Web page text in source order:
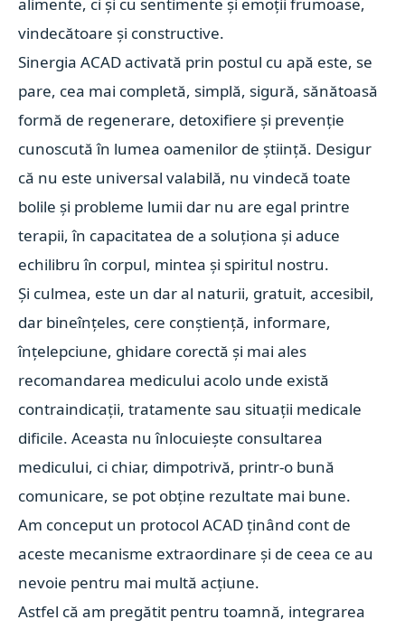
vindecătoare și constructive.
Sinergia ACAD activată prin postul cu apă este, se
pare, cea mai completă, simplă, sigură, sănătoasă
formă de regenerare, detoxifiere și prevenție
cunoscută în lumea oamenilor de știință. Desigur
că nu este universal valabilă, nu vindecă toate
bolile și probleme lumii dar nu are egal printre
terapii, în capacitatea de a soluționa și aduce
echilibru în corpul, mintea și spiritul nostru.
Și culmea, este un dar al naturii, gratuit, accesibil,
dar bineînțeles, cere conștiență, informare,
înțelepciune, ghidare corectă și mai ales
recomandarea medicului acolo unde există
contraindicații, tratamente sau situații medicale
dificile. Aceasta nu înlocuiește consultarea
medicului, ci chiar, dimpotrivă, printr-o bună
comunicare, se pot obține rezultate mai bune.
Am conceput un protocol ACAD ținând cont de
aceste mecanisme extraordinare și de ceea ce au
nevoie pentru mai multă acțiune.
Astfel că am pregătit pentru toamnă, integrarea